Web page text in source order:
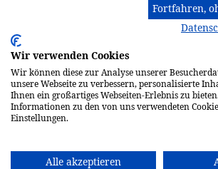
HINWEISGEBERSYSTEM
AKTUELLES
HOSPIZ
STIFTUNG
Fortfahren,
Wir verwenden Cookies
Wir können diese zur Analyse unserer
unsere Webseite zu verbessern, personalisierte
Ihnen ein großartiges Webseiten-Erlebnis zu
Informationen zu den von uns verwendeten
Einstellungen.
Alle akzeptieren